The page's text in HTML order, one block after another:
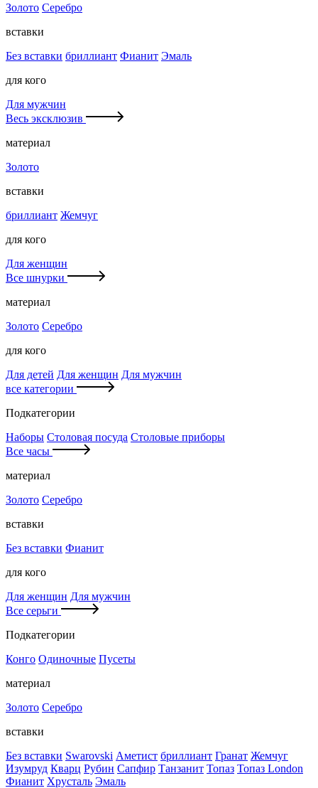
Золото Серебро
вставки
Без вставки бриллиант Фианит Эмаль
для кого
Для мужчин
Весь эксклюзив
материал
Золото
вставки
бриллиант Жемчуг
для кого
Для женщин
Все шнурки
материал
Золото Серебро
для кого
Для детей Для женщин Для мужчин
все категории
Подкатегории
Наборы Столовая посуда Столовые приборы
Все часы
материал
Золото Серебро
вставки
Без вставки Фианит
для кого
Для женщин Для мужчин
Все серьги
Подкатегории
Конго Одиночные Пусеты
материал
Золото Серебро
вставки
Без вставки Swarovski Аметист бриллиант Гранат Жемчуг
Изумруд Кварц Рубин Сапфир Танзанит Топаз Топаз London
Фианит Хрусталь Эмаль